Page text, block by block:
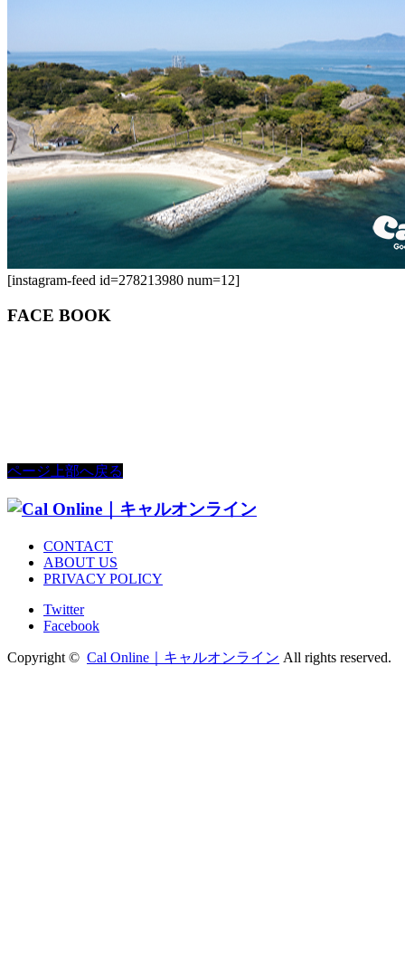
[instagram-feed id=278213980 num=12]
FACE BOOK
ページ上部へ戻る
CONTACT
ABOUT US
PRIVACY POLICY
Twitter
Facebook
Copyright © Cal Online｜キャルオンライン All rights reserved.